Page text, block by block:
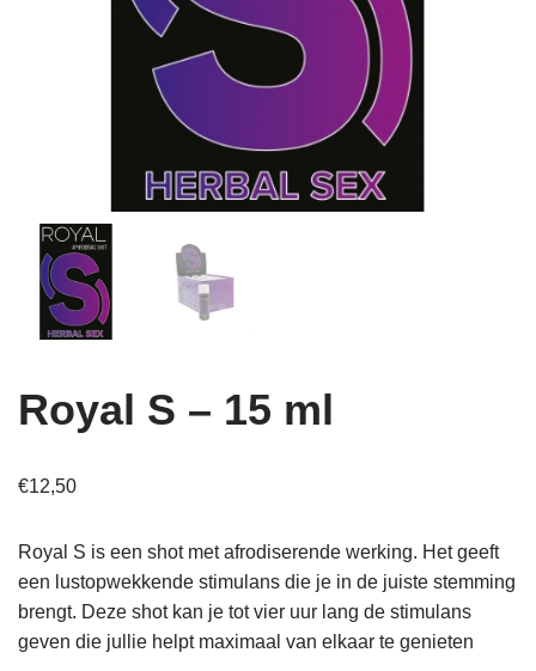
Royal S – 15 ml
€12,50
Royal S is een shot met afrodiserende werking. Het geeft
een lustopwekkende stimulans die je in de juiste stemming
brengt. Deze shot kan je tot vier uur lang de stimulans
geven die jullie helpt maximaal van elkaar te genieten